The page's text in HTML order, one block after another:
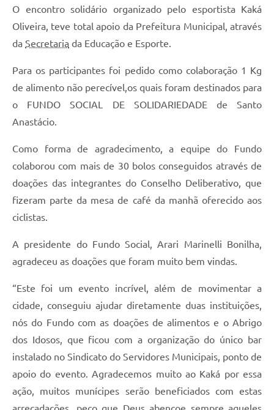
O encontro solidário organizado pelo esportista Kaká
Oliveira, teve total apoio da Prefeitura Municipal, através
da Secretaria da Educação e Esporte.
Para os participantes foi pedido como colaboração 1 Kg
de alimento não perecível,os quais foram destinados para
o FUNDO SOCIAL DE SOLIDARIEDADE de Santo
Anastácio.
Como forma de agradecimento, a equipe do Fundo
colaborou com mais de 30 bolos conseguidos através de
doações das integrantes do Conselho Deliberativo, que
fizeram parte da mesa de café da manhã oferecido aos
ciclistas.
A presidente do Fundo Social, Arari Marinelli Bonilha,
agradeceu as doações que foram muito bem vindas.
“Este foi um evento incrível, além de movimentar a
cidade, conseguiu ajudar diretamente duas instituições,
nós do Fundo com as doações de alimentos e o Abrigo
dos Idosos, que ficou com a organização do único bar
instalado no Sindicato do Servidores Municipais, ponto de
apoio do evento. Agradecemos muito ao Kaká por essa
ação, muitos munícipes serão beneficiados com estas